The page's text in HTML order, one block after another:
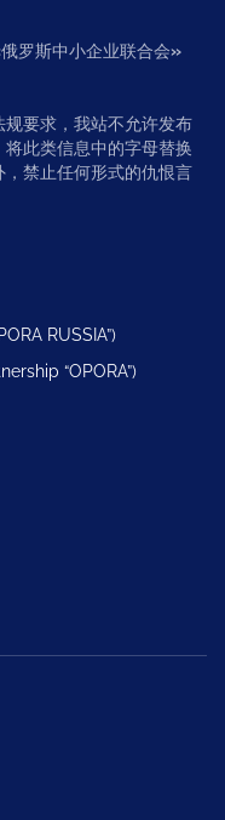
俄罗斯中小企业联合会»
要求，我站不允许发布
此类信息中的字母替换
禁止任何形式的仇恨言
RUSSIA”)
“OPORA”)